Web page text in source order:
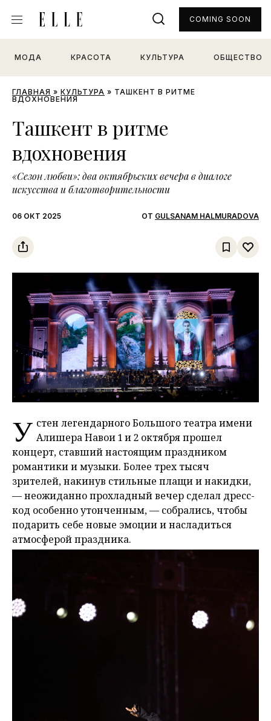
МОДА КРАСОТА КУЛЬТУРА ОБЩЕСТВО
COMING SOON
ГЛАВНАЯ » КУЛЬТУРА » ТАШКЕНТ В РИТМЕ
ВДОХНОВЕНИЯ
Ташкент в ритме
вдохновения
«Сезон любви»: два октябрьских вечера в диалоге
искусства и благотворительности
06 ОКТ 2025 ОТ GULSANAM HALMURADOVA
У стен легендарного Большого театра имени
Алишера Навои 1 и 2 октября прошел
концерт, ставший настоящим праздником
романтики и музыки. Более трех тысяч
зрителей, накинув стильные плащи и накидки,
— неожиданно прохладный вечер сделал дресс-
код особенно утонченным, — собрались, чтобы
подарить себе новые эмоции и насладиться
атмосферой праздника.